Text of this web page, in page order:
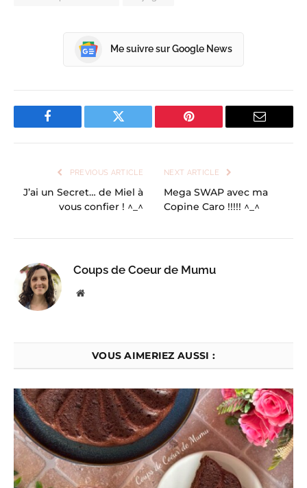
Me suivre sur Google News
Facebook Twitter Pinterest Email
PREVIOUS ARTICLE
J’ai un Secret… de Miel à
vous confier ! ^_^
NEXT ARTICLE
Mega SWAP avec ma
Copine Caro !!!!! ^_^
Coups de Coeur de Mumu
Website
VOUS AIMERIEZ AUSSI :